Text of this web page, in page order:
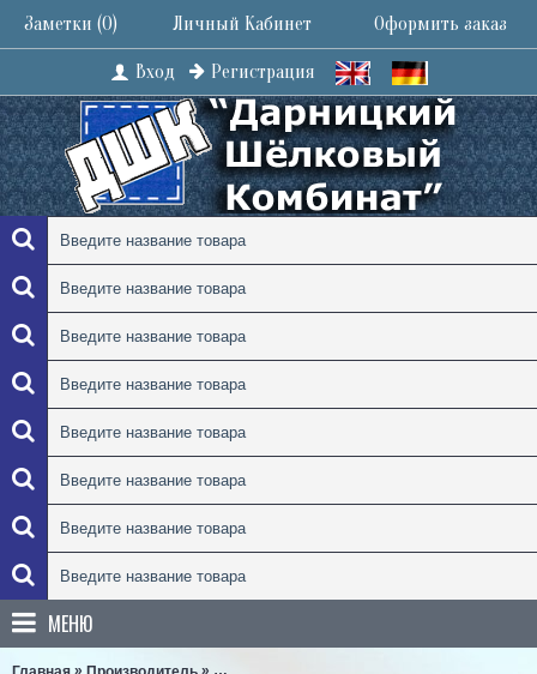
Заметки (0) Личный Кабинет Оформить заказ
Вход Регистрация
МЕНЮ
» »